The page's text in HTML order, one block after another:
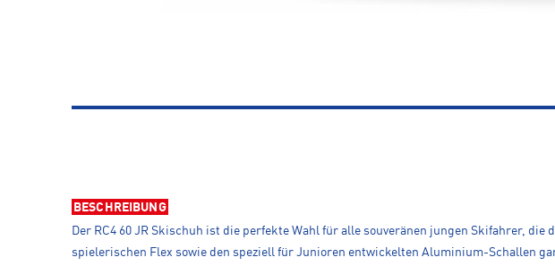
BESCHREIBUNG
Der RC4 60 JR Skischuh ist die perfekte Wahl für alle souveränen jungen Skifahrer,
spielerischen Flex sowie den speziell für Junioren entwickelten Aluminium-Schallen